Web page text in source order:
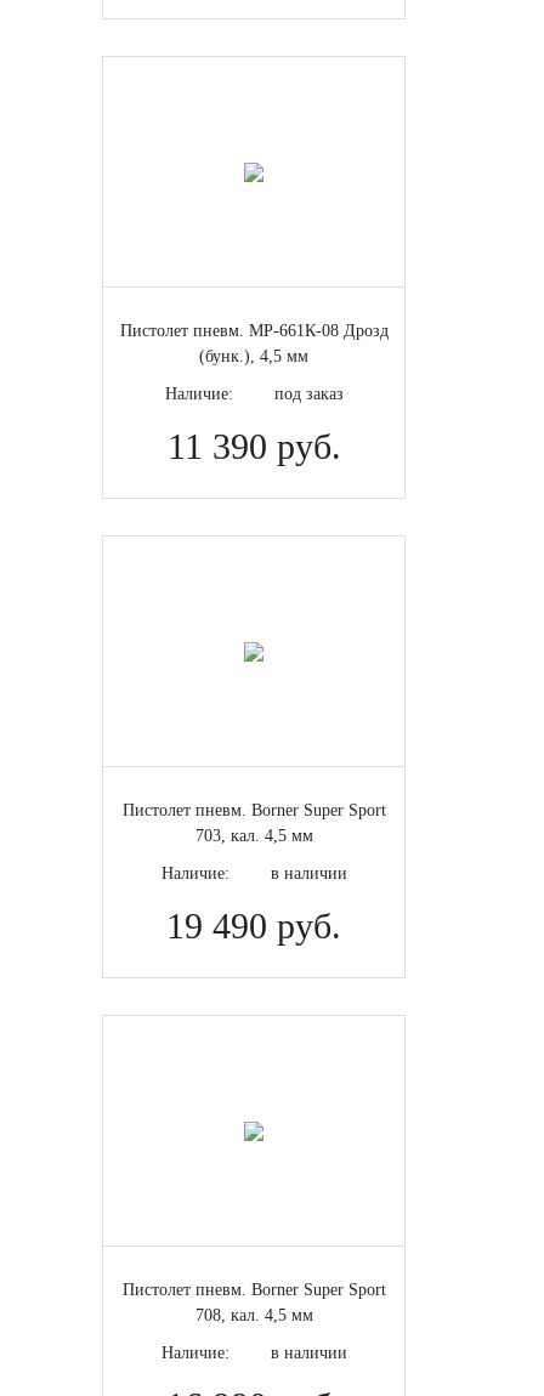
Пистолет пневм. МР-661К-08 Дрозд
(бунк.), 4,5 мм
Наличие: под заказ
11 390 руб.
Пистолет пневм. Borner Super Sport
703, кал. 4,5 мм
Наличие: в наличии
19 490 руб.
Пистолет пневм. Borner Super Sport
708, кал. 4,5 мм
Наличие: в наличии